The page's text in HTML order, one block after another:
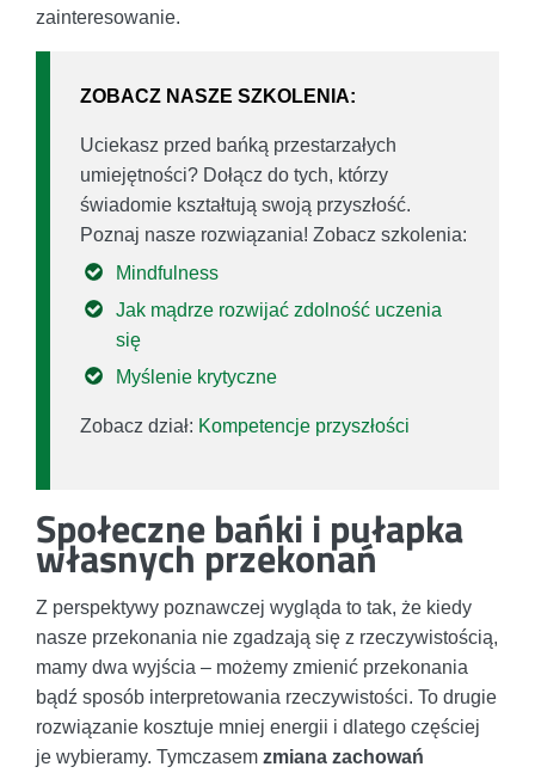
zainteresowanie.
ZOBACZ NASZE SZKOLENIA:
Uciekasz przed bańką przestarzałych
umiejętności? Dołącz do tych, którzy
świadomie kształtują swoją przyszłość.
Poznaj nasze rozwiązania! Zobacz szkolenia:
Mindfulness
Jak mądrze rozwijać zdolność uczenia
się
Myślenie krytyczne
Zobacz dział: Kompetencje przyszłości
Społeczne bańki i pułapka
własnych przekonań
Z perspektywy poznawczej wygląda to tak, że kiedy
nasze przekonania nie zgadzają się z rzeczywistością,
mamy dwa wyjścia – możemy zmienić przekonania
bądź sposób interpretowania rzeczywistości. To drugie
rozwiązanie kosztuje mniej energii i dlatego częściej
je wybieramy. Tymczasem zmiana zachowań